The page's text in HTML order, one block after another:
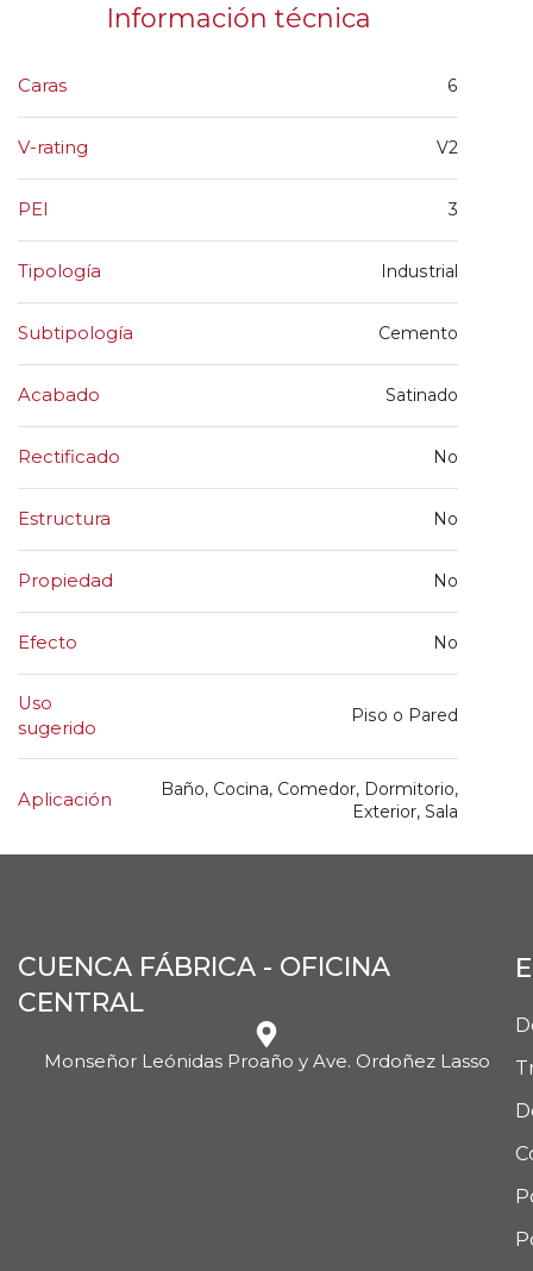
Información técnica
Caras 6
V-rating V2
PEI 3
Tipología Industrial
Subtipología Cemento
Acabado Satinado
Rectificado No
Estructura No
Propiedad No
Efecto No
Uso
sugerido
Piso o Pared
Aplicación
Baño, Cocina, Comedor, Dormitorio,
Exterior, Sala
CUENCA FÁBRICA - OFICINA
CENTRAL
Monseñor Leónidas Proaño y Ave. Ordoñez Lasso